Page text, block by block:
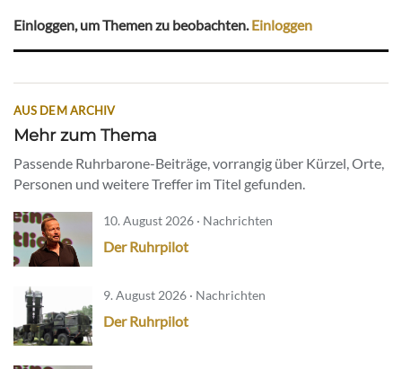
Einloggen, um Themen zu beobachten.Einloggen
AUS DEM ARCHIV
Mehr zum Thema
Passende Ruhrbarone-Beiträge, vorrangig über Kürzel, Orte,
Personen und weitere Treffer im Titel gefunden.
10. August 2026 · Nachrichten
Der Ruhrpilot
9. August 2026 · Nachrichten
Der Ruhrpilot